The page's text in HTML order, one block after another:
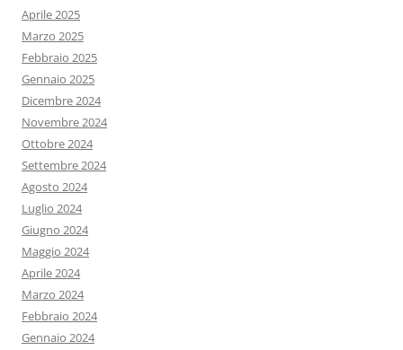
Aprile 2025
Marzo 2025
Febbraio 2025
Gennaio 2025
Dicembre 2024
Novembre 2024
Ottobre 2024
Settembre 2024
Agosto 2024
Luglio 2024
Giugno 2024
Maggio 2024
Aprile 2024
Marzo 2024
Febbraio 2024
Gennaio 2024